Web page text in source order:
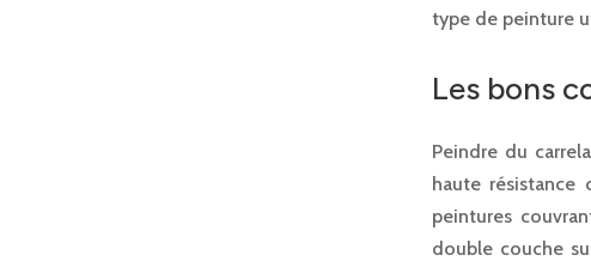
type de peinture
Les bons
Peindre du
haute résistance
peintures
double couche